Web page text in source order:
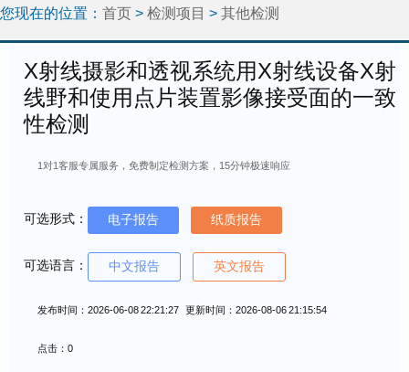
您现在的位置： 首页 > 检测项目 > 其他检测
X射线摄影和透视系统用X射线设备X射
线野和使用点片装置影像接受面的一致
性检测
1对1客服专属服务，免费制定检测方案，15分钟极速响应
可选形式： 电子报告 纸质报告
可选语言： 中文报告 英文报告
发布时间：2026-06-08 22:21:27 更新时间：2026-08-06 21:15:54
点击：0